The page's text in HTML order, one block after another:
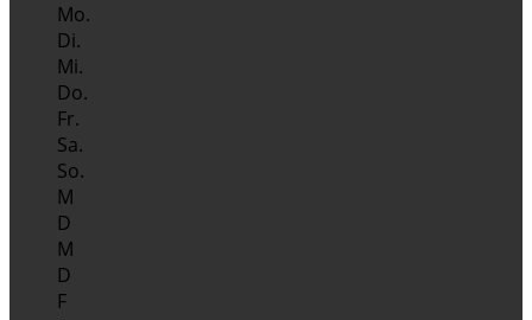
Mo.
Di.
Mi.
Do.
Fr.
Sa.
So.
M
D
M
D
F